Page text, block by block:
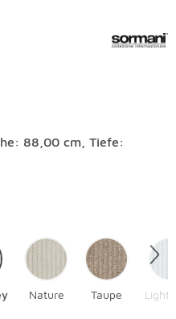
88,00 cm, Tiefe:
Nature Taupe Light